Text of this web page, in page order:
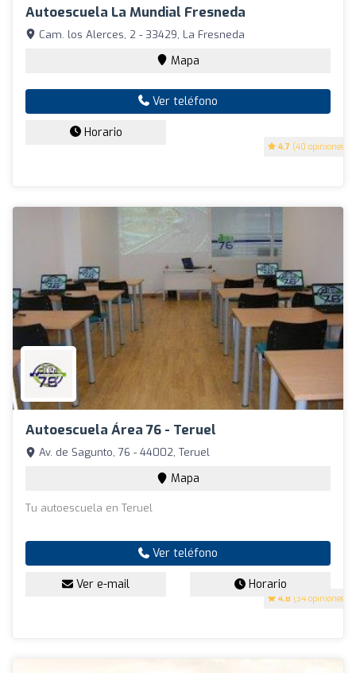
Autoescuela La Mundial Fresneda
4.7 (40 opiniones)
Cam. los Alerces, 2 - 33429, La Fresneda
Mapa
Ver teléfono
Horario
Autoescuela Área 76 - Teruel
4.8 (34 opiniones)
Av. de Sagunto, 76 - 44002, Teruel
Mapa
Tu autoescuela en Teruel
Ver teléfono
Ver e-mail Horario